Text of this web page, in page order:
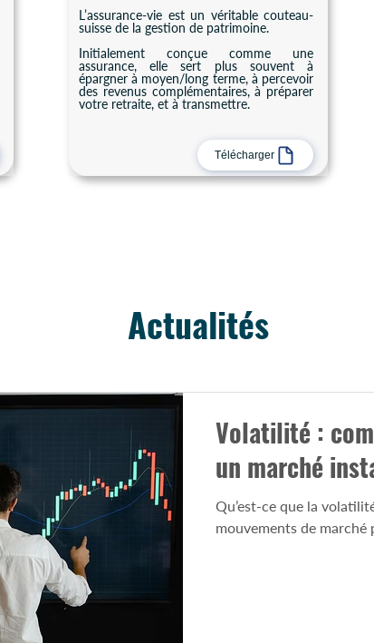
L’assurance-vie est un véritable couteau-
suisse de la gestion de patrimoine.
Initialement conçue comme une
assurance, elle sert plus souvent à
épargner à moyen/long terme, à percevoir
des revenus complémentaires, à préparer
votre retraite, et à transmettre.
Télécharger
Volatilité :
un marché
Qu’est-ce que la
mouvements de
Actualités